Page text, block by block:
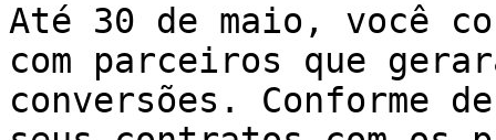
Até 30 de maio, você
com parceiros que
conversões. Conforme